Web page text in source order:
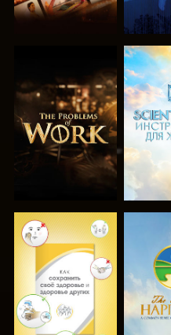
СМОТРЕТЬ
ПЕРЕДАЧИ
СМОТРЕТЬ